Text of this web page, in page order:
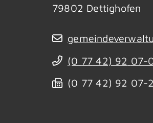
79802 Dettighofen
(0 77 42) 92 07-
(0 77 42) 92 07-